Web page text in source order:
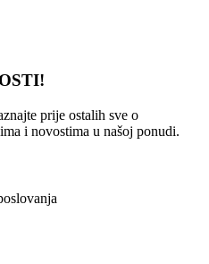
prije ostalih sve o
i novostima u našoj ponudi.